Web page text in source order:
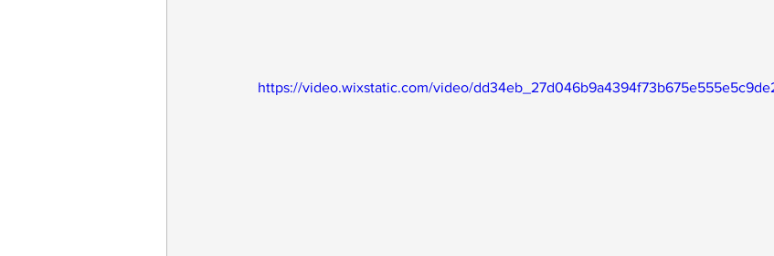
https://video.wixstatic.com/video/